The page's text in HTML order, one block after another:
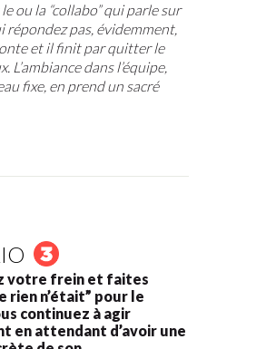
ou la “collabo” qui parle sur
répondez pas, évidemment,
et il finit par quitter le
L’ambiance dans l’équipe,
fixe, en prend un sacré
votre frein et faites
rien n’était” pour le
continuez à agir
en attendant d’avoir une